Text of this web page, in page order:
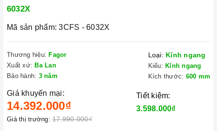
6032X
Mã sản phẩm: 3CFS - 6032X
Thương hiệu: Fagor
Xuất xứ: Ba Lan
Bảo hành: 3 năm
Loại: Kính ngang
Kiểu: Kính ngang
Kích thước: 600 mm
Giá khuyến mại:
14.392.000₫
Giá thị trường: 17.990.000₫
Tiết kiệm:
3.598.000₫